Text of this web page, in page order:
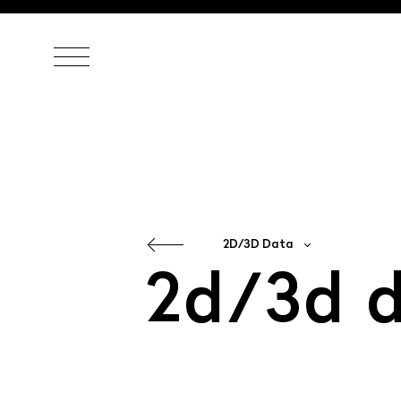
2D/3D Data
care & cleaning
Press releases
price lists
datasheets & installation
2d/3d